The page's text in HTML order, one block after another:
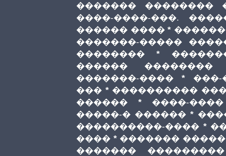
������� ��������
����-����-���.
������ ���� *
�������-�����
��������
*
������ ��������
�������-����
*
��� * ����������
������
* ����-����
�����-� ������ *
����������-���� *
���� * ������� �����
������� ���������